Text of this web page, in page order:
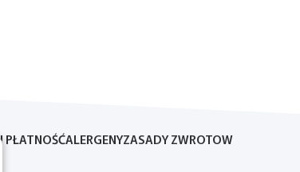
PŁATNOŚĆALERGENYZASADY ZWROTOW